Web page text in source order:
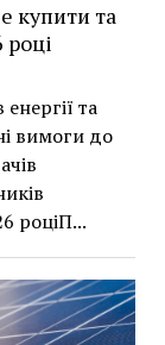
купити та
році
та
вимоги до
роціП...